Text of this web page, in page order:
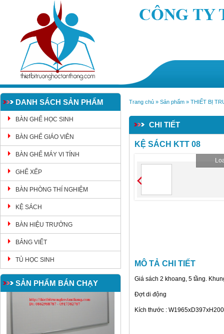
DANH SÁCH SẢN PHẨM
BÀN GHẾ HỌC SINH
BÀN GHẾ GIÁO VIÊN
BÀN GHẾ MÁY VI TÍNH
GHẾ XẾP
BÀN PHÒNG THÍ NGHIỆM
KỆ SÁCH
BÀN HIỆU TRƯỞNG
BẢNG VIẾT
TỦ HỌC SINH
SẢN PHẨM BÁN CHẠY
Trang chủ » Sản phẩm » THIẾT BỊ
CHI TIẾT
KỆ SÁCH KTT 08
MÔ TẢ CHI TIẾT
Giá sách 2 khoang, 5 tầng.
Đợt di động
Kích thước :